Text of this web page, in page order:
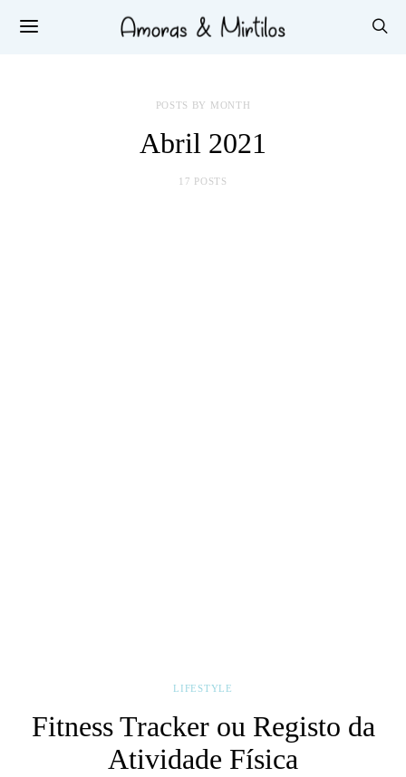
POSTS BY MONTH
Abril 2021
17 POSTS
LIFESTYLE
Fitness Tracker ou Registo da
Atividade Física